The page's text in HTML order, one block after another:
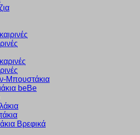
Μπουστάκια
beBe
Βρεφικά